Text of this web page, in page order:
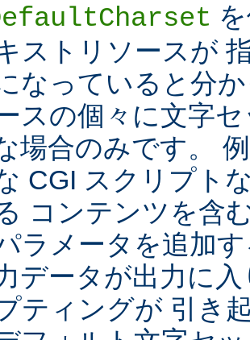
ストリソースが
なっていると分
スの個々に文字
場合のみです。
CGI スクリプト
コンテンツを含
ラメータを追加
データが出力に
ティングが 引き